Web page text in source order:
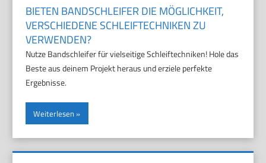
BIETEN BANDSCHLEIFER DIE MÖGLICHKEIT,
VERSCHIEDENE SCHLEIFTECHNIKEN ZU
VERWENDEN?
Nutze Bandschleifer für vielseitige Schleiftechniken! Hole das
Beste aus deinem Projekt heraus und erziele perfekte
Ergebnisse.
Weiterlesen